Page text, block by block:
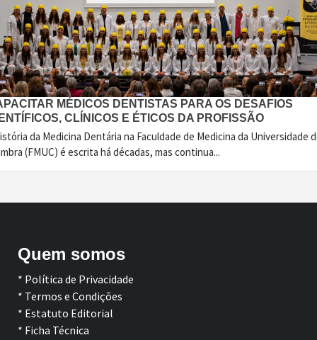
MÉDICOS DENTISTAS PARA OS DESAFIOS
CLÍNICOS E ÉTICOS DA PROFISSÃO
da Medicina Dentária na Faculdade de Medicina da Universidade
(FMUC) é escrita há décadas, mas continua...
Quem somos
* Política de Privacidade
* Termos e Condições
* Estatuto Editorial
* Ficha Técnica